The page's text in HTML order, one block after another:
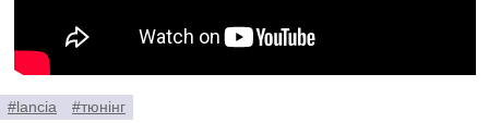
#lancia
#тюнінг